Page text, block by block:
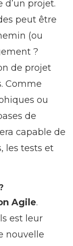
d’un projet.
peut être
(ou
?
de projet
Comme
ou
de
capable de
les tests et
Agile.
est leur
nouvelle